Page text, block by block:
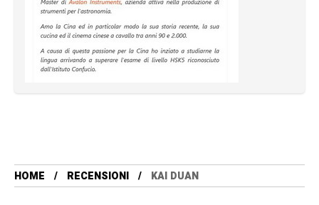
HOME RECENSIONI KAI DUAN